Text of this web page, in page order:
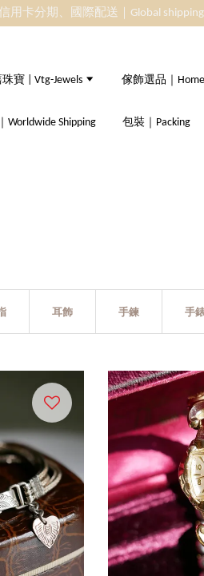
用卡分期、國際配送｜Global shipping
寶 | Vtg-Jewels 傢飾選品｜
Worldwide Shipping 包裝｜Packing
耳飾 手鍊 手